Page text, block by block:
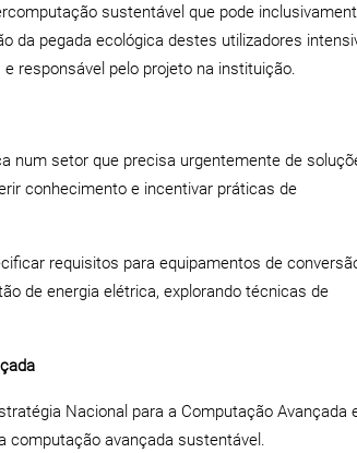
sustentável que pode
da pegada ecológica destes utilizadores
responsável pelo projeto na instituição.
num setor que precisa urgentemente de
conhecimento e incentivar práticas de
requisitos para equipamentos de
de energia elétrica, explorando técnicas de
Nacional para a Computação Avançada
computação avançada sustentável.